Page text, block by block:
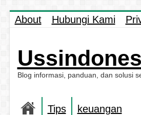
About Hubungi Kami
Blog informasi, panduan, dan solusi
Tips keuangan